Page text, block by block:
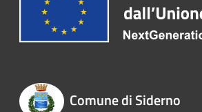
Comune di Siderno